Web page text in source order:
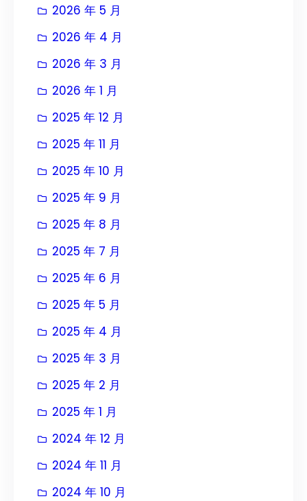
2026 年 5 月
2026 年 4 月
2026 年 3 月
2026 年 1 月
2025 年 12 月
2025 年 11 月
2025 年 10 月
2025 年 9 月
2025 年 8 月
2025 年 7 月
2025 年 6 月
2025 年 5 月
2025 年 4 月
2025 年 3 月
2025 年 2 月
2025 年 1 月
2024 年 12 月
2024 年 11 月
2024 年 10 月